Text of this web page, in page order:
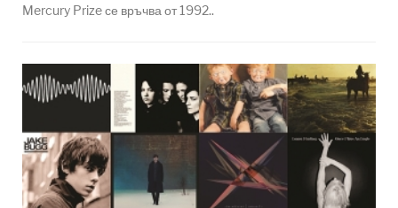
Mercury Prize се връчва от 1992..